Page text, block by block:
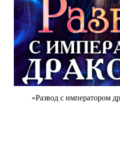
«Развод с императором